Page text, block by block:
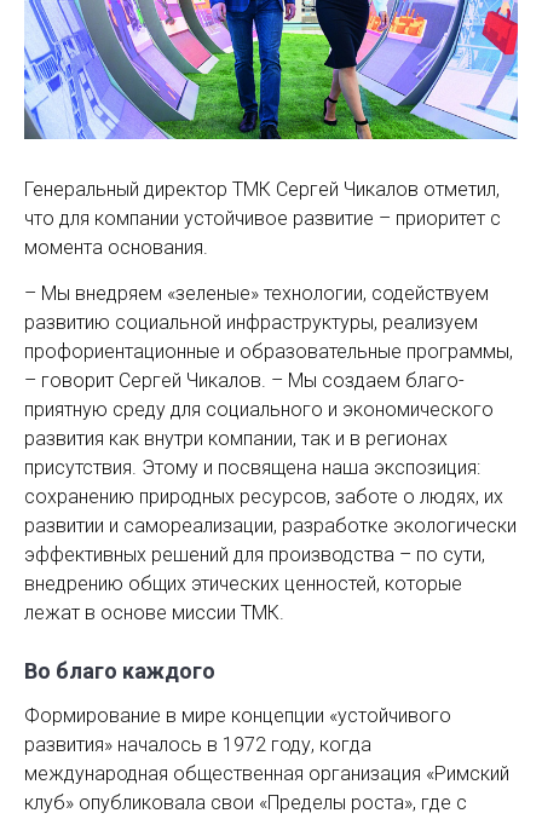
Генеральный директор ТМК ­Сергей Чикалов отметил,
что для компании устойчивое развитие – приоритет с
момента основания.
– Мы внедряем «зеленые» технологии, содействуем
развитию социальной инфраструктуры, реализуем
проф­ориентационные и образовательные программы,
– говорит ­Сергей Чикалов. – Мы создаем благо­
приятную среду для социального и экономического
развития как внутри компании, так и в регионах
присутствия. Этому и посвящена наша экспозиция:
сохранению природных ресурсов, заботе о людях, их
развитии и самореализации, разработке экологически
эффективных решений для производства – по сути,
внедрению общих этических ценностей, которые
лежат в основе миссии ТМК.
Во благо каждого
Формирование в мире концепции «устойчивого
развития» началось в 1972 году, когда
международная общественная организация «Римский
клуб» опубликовала свои «Пределы роста», где с